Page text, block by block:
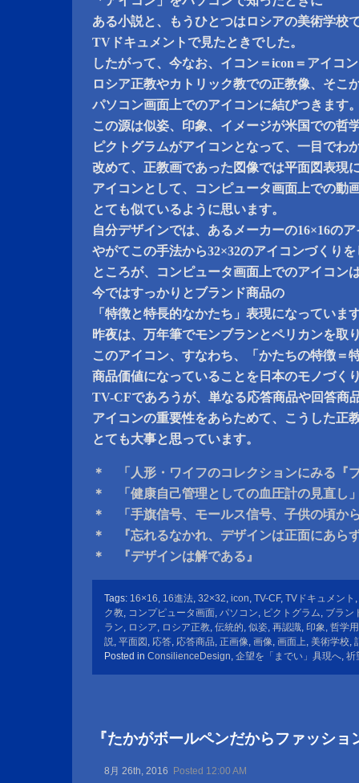
ある小説と、もうひとつはロシアの美術学校
TVドキュメントで見たときでした。
したがって、今なお、イコン＝icon＝アイコ
ロシア正教やカトリック教での正教像、そこ
パソコン画面上でのアイコンに結びつきます
この源は似姿、印象、イメージが米国での哲
ピクトグラムがアイコンとなって、一目でわ
改めて、正教画であった図像では平面図表現
アイコンとして、コンピュータ画面上での動
とても似ているように思います。
自分デザインでは、あるメーカーの16×16の
やがてこの手法から32×32のアイコンづくり
ところが、コンピュータ画面上でのアイコン
今ではすっかりとブランド商品の
「特徴と特長的なかたち」表現になっていま
昨夜は、万年筆でモンブランとペリカンを取
このアイコン、すなわち、「かたちの特徴＝
商品価値になっていることを日本のモノづく
TV-CFであろうが、単なる応答商品や回答商
アイコンの重要性をあらためて、こうした正
とても大事と思っています。
＊ 「人形・ワイフのコレクションにみる『
＊ 「健康自己管理としての血圧計の見直し
＊ 「手旗信号、モールス信号、子供の頃か
＊ 『忘れるなかれ、デザインは正面にあら
＊ 『デザインは解である』
Tags: 16×16, 16進法, 32×32, icon, TV-CF, TVドキュメント ,
ク教, コンプピュータ画面, パソコン, ピクトグラム, ブラン
ラン, ロシア, ロシア正教, 伝統的, 似姿, 再認識, 印象, 哲学
説, 平面図 , 応答, 応答商品, 正画像, 画像, 画面上, 美術学校,
Posted in ConsilienceDesign, 企望を「までい」具現へ, 祈
『たかがボールペンだからファッショ
8月 26th, 2016 Posted 12:00 AM